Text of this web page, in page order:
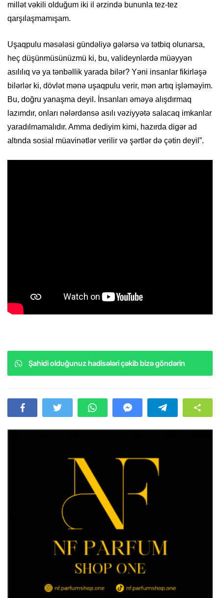
millət vəkili olduğum iki il ərzində bununla tez-tez
qarşılaşmamışam.
Uşaqpulu məsələsi gündəliyə gələrsə və tətbiq olunarsa,
heç düşünmüsünüzmü ki, bu, valideynlərdə müəyyən
asılılıq və ya tənbəllik yarada bilər? Yəni insanlar fikirləşə
bilərlər ki, dövlət mənə uşaqpulu verir, mən artıq işləməyim.
Bu, doğru yanaşma deyil. İnsanları əməyə alışdırmaq
lazımdır, onları nələrdənsə asılı vəziyyətə salacaq imkanlar
yaradılmamalıdır. Amma dediyim kimi, hazırda digər ad
altında sosial müavinətlər verilir və şərtlər də çətin deyil”.
Şahidi olduğunuz hadisələri çəkib bizə göndərin